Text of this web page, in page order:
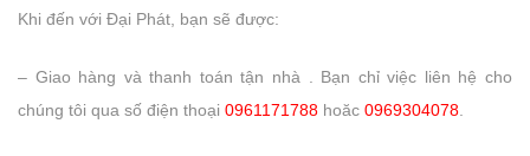
Khi đến với Đại Phát, bạn sẽ được:
– Giao hàng và thanh toán tận nhà . Bạn chỉ việc liên hệ cho
chúng tôi qua số điện thoại 0961171788 hoăc 0969304078.